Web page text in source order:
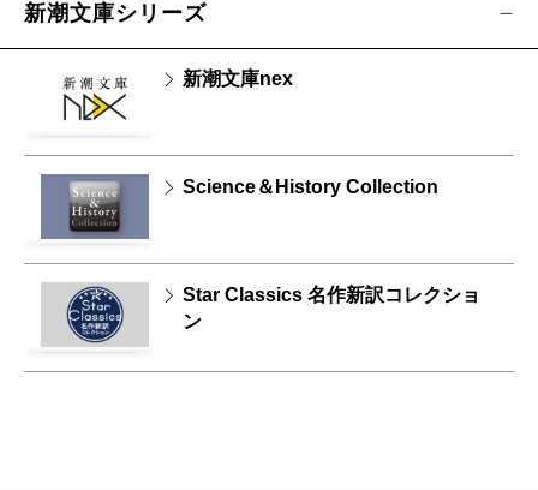
新潮文庫シリーズ
新潮文庫nex
Science＆History Collection
Star Classics 名作新訳コレクショ
ン